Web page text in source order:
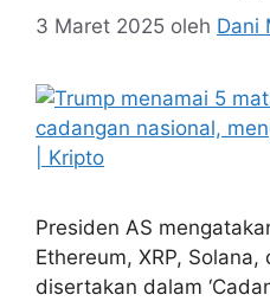
3 Maret 2025 oleh Dani
Presiden AS
Ethereum, XRP,
disertakan dalam